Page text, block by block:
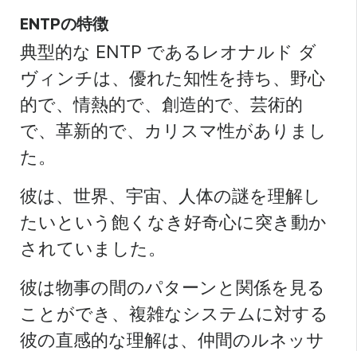
ENTPの特徴
典型的な ENTP であるレオナルド ダ
ヴィンチは、優れた知性を持ち、野心
的で、情熱的で、創造的で、芸術的
で、革新的で、カリスマ性がありまし
た。
彼は、世界、宇宙、人体の謎を理解し
たいという飽くなき好奇心に突き動か
されていました。
彼は物事の間のパターンと関係を見る
ことができ、複雑なシステムに対する
彼の直感的な理解は、仲間のルネッサ